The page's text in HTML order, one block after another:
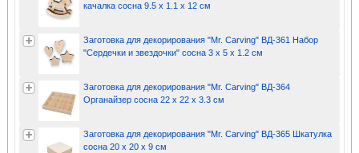
качалка сосна 9.5 х 1.1 х 12 см
Заготовка для декорирования "Mr. Carving" ВД-361 Набор
"Сердечки и звездочки" сосна 3 х 5 х 1.2 см
Заготовка для декорирования "Mr. Carving" ВД-364
Органайзер сосна 22 х 22 х 3.3 см
Заготовка для декорирования "Mr. Carving" ВД-365 Шкатулка
сосна 20 х 20 х 9 см